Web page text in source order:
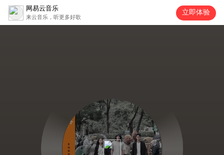
网易云音乐
来云音乐，听更多好歌
立即体验